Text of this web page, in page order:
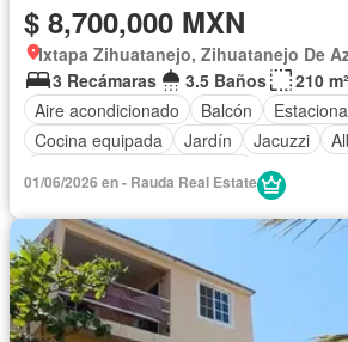
$ 8,700,000 MXN
Ixtapa Zihuatanejo, Zihuatanejo De
3 Recámaras
3.5 Baños
210 m²
Aire acondicionado
Balcón
Cocina equipada
Jardín Jacuzzi
01/06/2026 en - Rauda Real Estate